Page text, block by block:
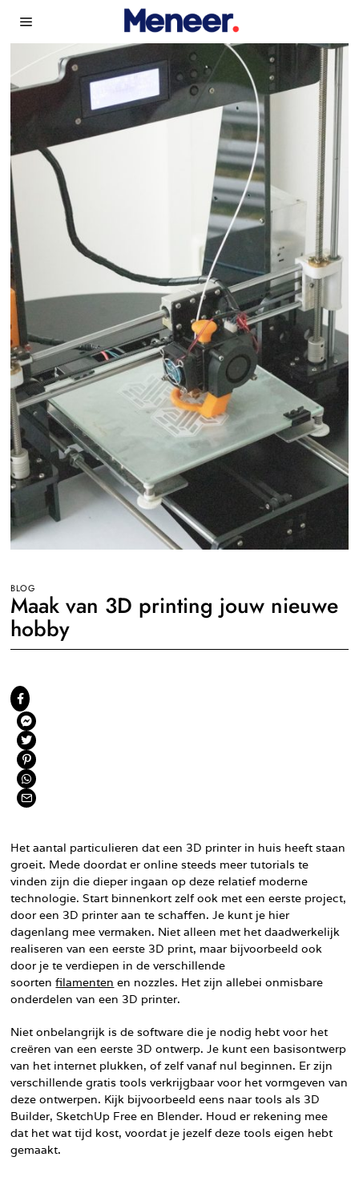
BLOG
Maak van 3D printing jouw nieuwe
hobby
Het aantal particulieren dat een 3D printer in huis heeft staan
groeit. Mede doordat er online steeds meer tutorials te
vinden zijn die dieper ingaan op deze relatief moderne
technologie. Start binnenkort zelf ook met een eerste project,
door een 3D printer aan te schaffen. Je kunt je hier
dagenlang mee vermaken. Niet alleen met het daadwerkelijk
realiseren van een eerste 3D print, maar bijvoorbeeld ook
door je te verdiepen in de verschillende
soortenfilamenten en nozzles. Het zijn allebei onmisbare
onderdelen van een 3D printer.
Niet onbelangrijk is de software die je nodig hebt voor het
creëren van een eerste 3D ontwerp. Je kunt een basisontwerp
van het internet plukken, of zelf vanaf nul beginnen. Er zijn
verschillende gratis tools verkrijgbaar voor het vormgeven van
deze ontwerpen. Kijk bijvoorbeeld eens naar tools als 3D
Builder, SketchUp Free en Blender. Houd er rekening mee
dat het wat tijd kost, voordat je jezelf deze tools eigen hebt
gemaakt.